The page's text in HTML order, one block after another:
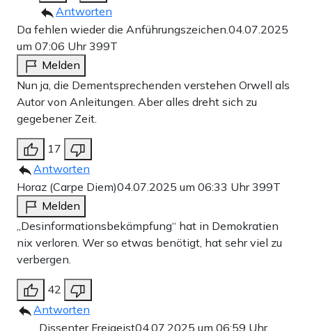
Antworten
Da fehlen wieder die Anführungszeichen.04.07.2025
um 07:06 Uhr399T
Melden
Nun ja, die Dementsprechenden verstehen Orwell als
Autor von Anleitungen. Aber alles dreht sich zu
gegebener Zeit.
17
Antworten
Horaz (Carpe Diem)04.07.2025 um 06:33 Uhr399T
Melden
„Desinformationsbekämpfung“ hat in Demokratien
nix verloren. Wer so etwas benötigt, hat sehr viel zu
verbergen.
42
Antworten
Dissenter Freigeist04.07.2025 um 06:59 Uhr